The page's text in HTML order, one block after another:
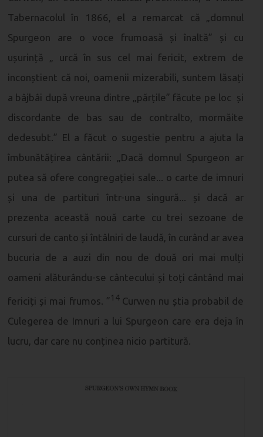
Tabernacolul în 1866, el a remarcat că „domnul
Spurgeon are o voce frumoasă și înaltă” și cu
ușurință „ urcă în sus cel mai fericit, extrem de
inconștient că noi, oamenii mizerabili, suntem lăsați
a bâjbâi după vreuna dintre „părțile” făcute pe loc și
discordante de bas sau de contralto, mormăite
dedesubt.” El a făcut o sugestie pentru a ajuta la
îmbunătățirea cântării: „Dacă domnul Spurgeon ar
putea să ofere congregației sale... o carte de imnuri
și una de partituri într-una singură... și dacă ar
prezenta această nouă carte cu trei sezoane de
cursuri de canto și întâlniri de laudă, în curând ar avea
bucuria de a auzi din nou de două ori mai mulți
oameni alăturându-se cântecului și toți cântând mai
fericiți și mai frumos. ” 14 Curwen nu știa probabil de
Culegerea de Imnuri a lui Spurgeon care era deja în
lucru, dar care nu conținea nicio partitură.